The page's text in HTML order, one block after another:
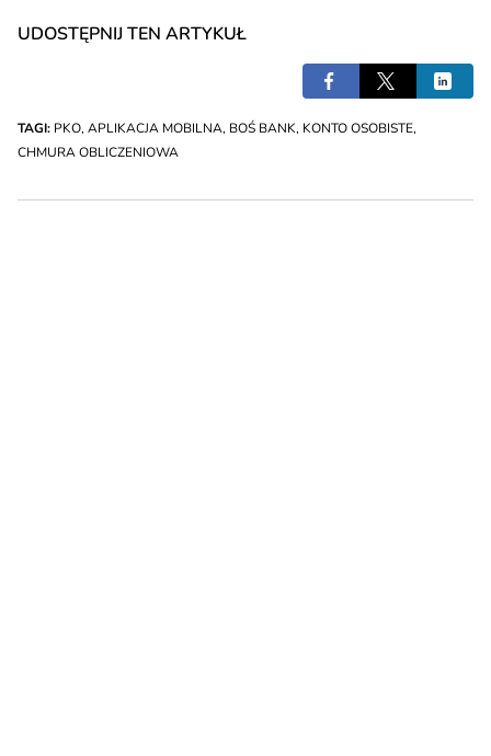
UDOSTĘPNIJ TEN ARTYKUŁ
TAGI: PKO, APLIKACJA MOBILNA, BOŚ BANK, KONTO OSOBISTE,
CHMURA OBLICZENIOWA